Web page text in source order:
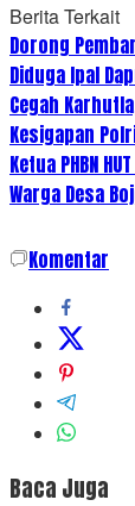
Berita Terkait
Dorong
Diduga Ipal
Cegah
Kesigapan
Ketua PHBN
Warga Desa
Komentar
Baca Juga